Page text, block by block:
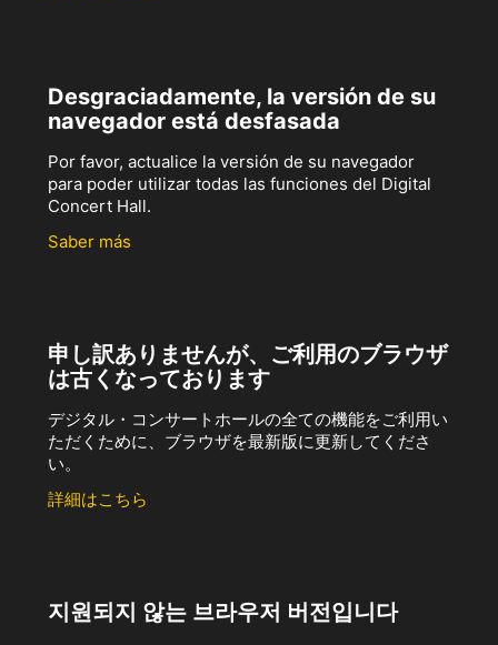
Desgraciadamente, la versión de su
navegador está desfasada
Por favor, actualice la versión de su navegador
para poder utilizar todas las funciones del Digital
Concert Hall.
Saber más
申し訳ありませんが、ご利用のブラウザ
は古くなっております
デジタル・コンサートホールの全ての機能をご利用い
ただくために、ブラウザを最新版に更新してくださ
い。
詳細はこちら
지원되지 않는 브라우저 버전입니다